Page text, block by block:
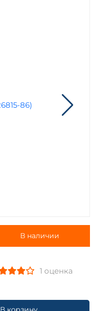
В наличии
1 оценка